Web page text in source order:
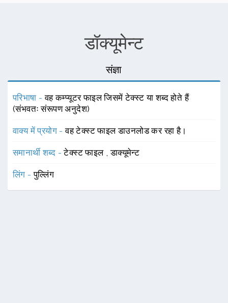
डॉक्यूमेन्ट
संज्ञा
परिभाषा -वह कम्प्यूटर फाइल जिसमें टेक्स्ट या शब्द होते हैं
(संभवतः संरूपण अनुदेश)
वाक्य में प्रयोग -वह टेक्स्ट फाइल डाउनलोड कर रहा है।
समानार्थी शब्द -टेक्स्ट फाइल ,डाक्यूमेन्ट
लिंग -पुल्लिंग